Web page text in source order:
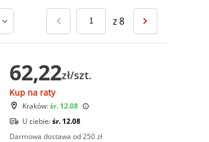
z8
62,22zł/szt.
Kup na raty
Kraków:śr. 12.08
U ciebie:śr. 12.08
Darmowa dostawa od 250 zł